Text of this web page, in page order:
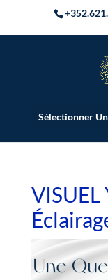
Sélectionner
VISUEL